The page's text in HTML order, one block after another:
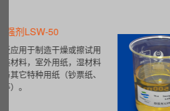
橡胶脱模剂
该乳液均匀的包覆在胶粒表面，使
胶粒与胶粒之间产生一个滑移界
面，阻隔了胶粒间的直接接触，阻